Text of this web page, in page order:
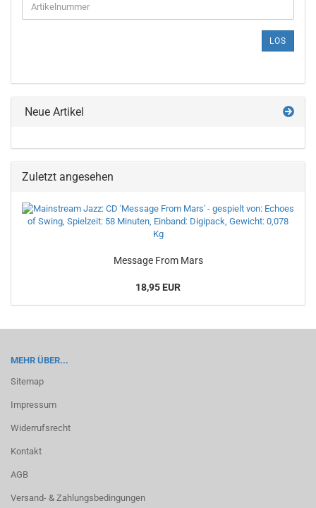
SIE
DIE
EIN.
LOS
Neue Artikel
Zuletzt angesehen
Mes­sa­ge From Mars
18,95 EUR
MEHR ÜBER...
Sitemap
Impressum
Widerrufsrecht
Kontakt
AGB
Versand- & Zahlungsbedingungen